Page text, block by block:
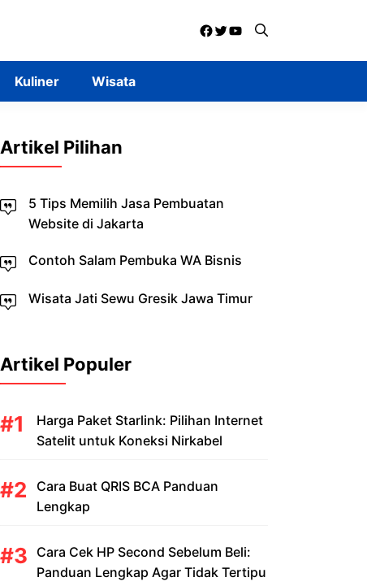
Facebook
Twitter
YouTube
Kuliner Wisata
Artikel Pilihan
5 Tips Memilih Jasa Pembuatan
Website di Jakarta
Contoh Salam Pembuka WA Bisnis
Wisata Jati Sewu Gresik Jawa Timur
Artikel Populer
Harga Paket Starlink: Pilihan Internet
Satelit untuk Koneksi Nirkabel
Cara Buat QRIS BCA Panduan
Lengkap
Cara Cek HP Second Sebelum Beli:
Panduan Lengkap Agar Tidak Tertipu